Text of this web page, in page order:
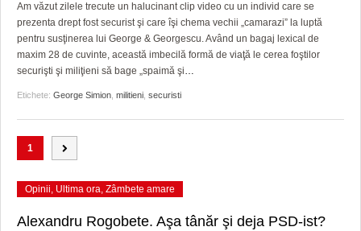
Am văzut zilele trecute un halucinant clip video cu un individ care se
prezenta drept fost securist şi care îşi chema vechii „camarazi” la luptă
pentru susţinerea lui George & Georgescu. Având un bagaj lexical de
maxim 28 de cuvinte, această imbecilă formă de viaţă le cerea foştilor
securişti şi miliţieni să bage „spaimă şi…
Etichete: George Simion militieni securisti
1
Opinii, Ultima ora, Zâmbete amare
Alexandru Rogobete. Aşa tânăr şi deja PSD-ist?